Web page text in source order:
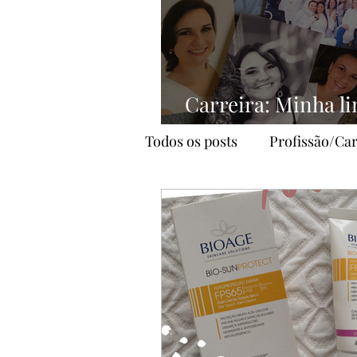
Todos os posts Profissão/
Alimentação YouTube
estética autocuidado
Carreira: Minha
profissional